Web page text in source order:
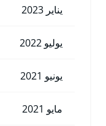
يناير 2023
يوليو 2022
يونيو 2021
مايو 2021